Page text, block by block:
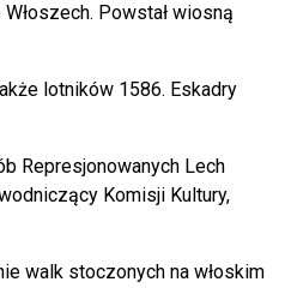
Powstał wiosną
lotników 1586. Eskadry
Represjonowanych Lech
Komisji Kultury,
walk stoczonych na włoskim